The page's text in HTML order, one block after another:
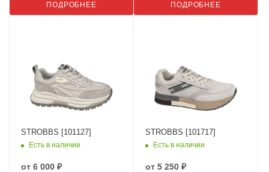
ПОДРОБНЕЕ ПОДРОБНЕЕ
STROBBS [101127]
Есть в наличии
от 6 000 ₽
STROBBS [101717]
Есть в наличии
от 5 250 ₽